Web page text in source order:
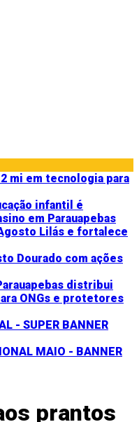
mi em tecnologia para
infantil é
em Parauapebas
Lilás e fortalece
Dourado com ações
distribui
ONGs e protetores
prantos